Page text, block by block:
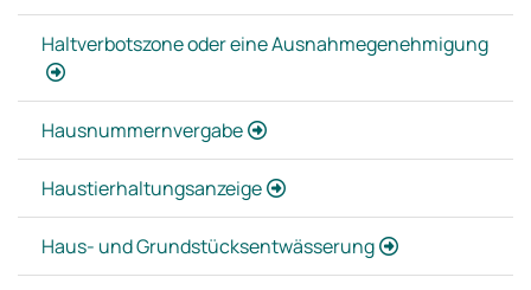
Haltverbotszone oder eine Ausnahmegenehmigung
Hausnummernvergabe
Haustierhaltungsanzeige
Haus- und Grundstücksentwässerung